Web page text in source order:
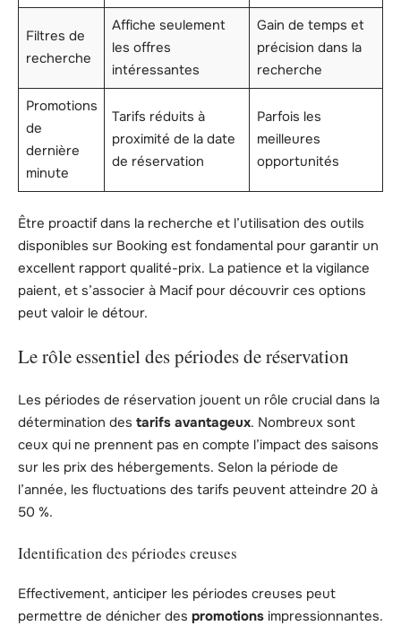
Filtres de
recherche
Affiche seulement
les offres
intéressantes
Gain de temps et
précision dans la
recherche
Promotions
de
dernière
minute
Tarifs réduits à
proximité de la date
de réservation
Parfois les
meilleures
opportunités
Être proactif dans la recherche et l’utilisation des outils
disponibles sur Booking est fondamental pour garantir un
excellent rapport qualité-prix. La patience et la vigilance
paient, et s’associer à Macif pour découvrir ces options
peut valoir le détour.
Le rôle essentiel des périodes de réservation
Les périodes de réservation jouent un rôle crucial dans la
détermination des tarifs avantageux. Nombreux sont
ceux qui ne prennent pas en compte l’impact des saisons
sur les prix des hébergements. Selon la période de
l’année, les fluctuations des tarifs peuvent atteindre 20 à
50 %.
Identification des périodes creuses
Effectivement, anticiper les périodes creuses peut
permettre de dénicher des promotions impressionnantes.